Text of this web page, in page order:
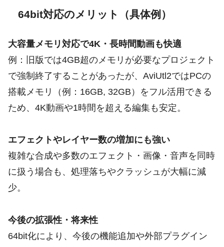
64bit対応のメリット（具体例）
大容量メモリ対応で4K・長時間動画も快適
例：旧版では4GB超のメモリが必要なプロジェクト
で強制終了することがあったが、AviUtl2ではPCの
搭載メモリ（例：16GB, 32GB）をフル活用できる
ため、4K動画や1時間を超える編集も安定。
エフェクトやレイヤー数の増加にも強い
複雑な合成や多数のエフェクト・画像・音声を同時
に扱う場合も、処理落ちやクラッシュが大幅に減
少。
今後の拡張性・将来性
64bit化により、今後の機能追加や外部プラグイン